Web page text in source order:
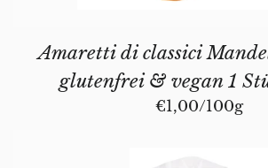
Amaretti di classici
glutenfrei & vegan 1
Unit price
€1,00/per
100g